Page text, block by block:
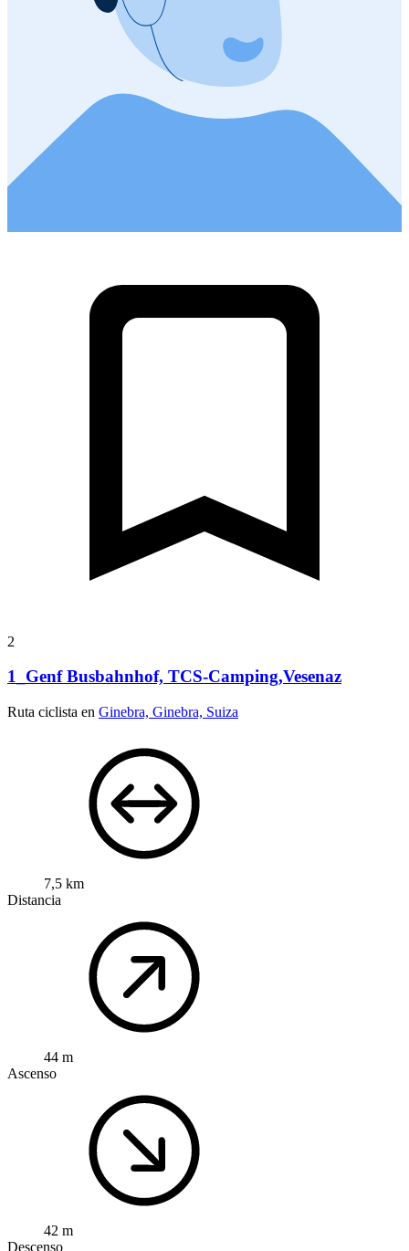
2
1_Genf Busbahnhof, TCS-Camping,Vesenaz
Ruta ciclista en Ginebra, Ginebra, Suiza
7,5 km
Distancia
44 m
Ascenso
42 m
Descenso